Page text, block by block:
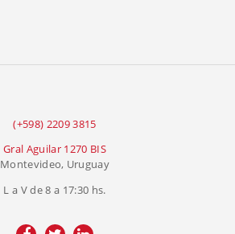
(+598) 2209 3815
Gral Aguilar 1270 BIS
Montevideo, Uruguay
L a V de 8 a 17:30 hs.